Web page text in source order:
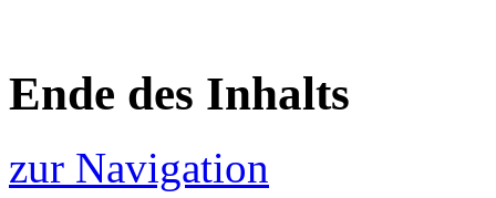
Ende des Inhalts
zur Navigation